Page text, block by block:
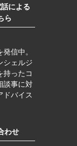
による
ら
信中。
シェルジ
持ったコ
談事に対
ドバイス
わせ